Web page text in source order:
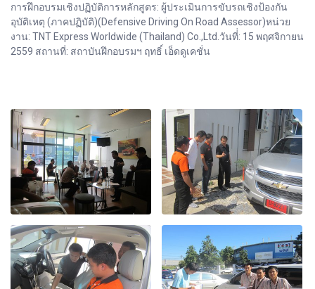
การฝึกอบรมเชิงปฏิบัติการหลักสูตร: ผู้ประเมินการขับรถเชิงป้องกัน
อุบัติเหตุ (ภาคปฏิบัติ)(Defensive Driving On Road Assessor)หน่วย
งาน: TNT Express Worldwide (Thailand) Co.,Ltd.วันที่่: 15 พฤศจิกายน
2559 สถานที่: สถาบันฝึกอบรมฯ ฤทธิ์ เอ็ดดูเคชั่น